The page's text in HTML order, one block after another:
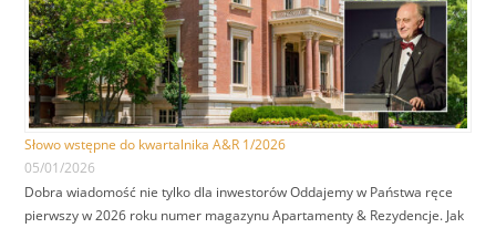
Słowo wstępne do kwartalnika A&R 1/2026
05/01/2026
Dobra wiadomość nie tylko dla inwestorów Oddajemy w Państwa ręce
pierwszy w 2026 roku numer magazynu Apartamenty & Rezydencje. Jak